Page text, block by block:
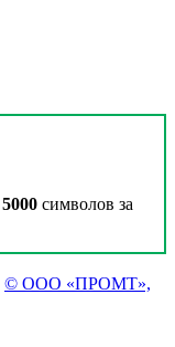
5000 символов за
© ООО «ПРОМТ»,